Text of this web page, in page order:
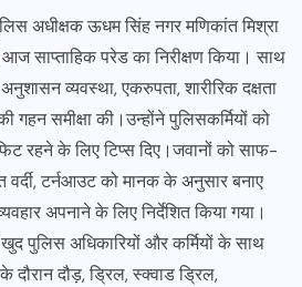
अधीक्षक ऊधम सिंह नगर मणिकांत मिश्रा
साप्ताहिक परेड का निरीक्षण किया। साथ
व्यवस्था, एकरुपता, शारीरिक दक्षता
गहन समीक्षा की।उन्होंने पुलिसकर्मियों को
रहने के लिए टिप्स दिए।जवानों को साफ-
वर्दी, टर्नआउट को मानक के अनुसार बनाए
अपनाने के लिए निर्देशित किया गया।
पुलिस अधिकारियों और कर्मियों के साथ
दौरान दौड़, ड्रिल, स्क्वाड ड्रिल,